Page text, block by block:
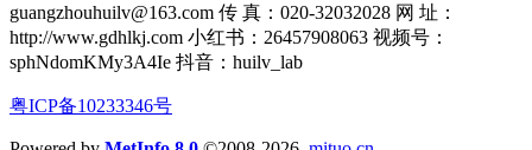
guangzhouhuilv@163.com 传 真：020-32032028 网 址：
http://www.gdhlkj.com 小红书：26457908063 视频号：
sphNdomKMy3A4Ie 抖音：huilv_lab
粤ICP备10233346号